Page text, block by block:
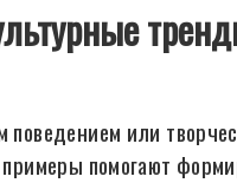
или
помогают